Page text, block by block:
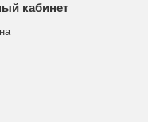
кабинет